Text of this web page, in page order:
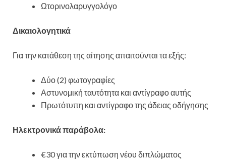
Ωτορινολαρυγγολόγο
Δικαιολογητικά
Για την κατάθεση της αίτησης απαιτούνται τα εξής:
Δύο (2) φωτογραφίες
Αστυνομική ταυτότητα και αντίγραφο αυτής
Πρωτότυπη και αντίγραφο της άδειας οδήγησης
Ηλεκτρονικά παράβολα:
€30 για την εκτύπωση νέου διπλώματος